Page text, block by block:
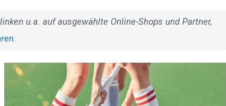
u.a. auf ausgewählte Online-Shops und Partner,
.
Jetzt anschauen